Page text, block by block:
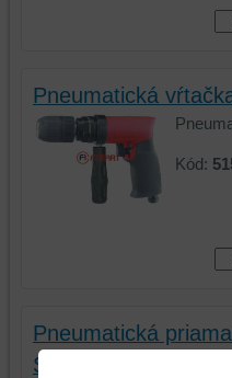
Pneumatická
Kód:
Pneumatická
SlimPOWER, 2 600